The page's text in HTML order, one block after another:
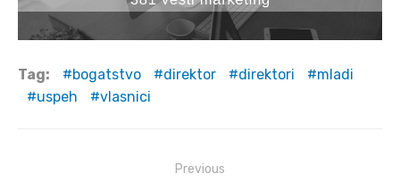
Tag: bogatstvo direktor direktori
mladi
uspeh
vlasnici
Previous